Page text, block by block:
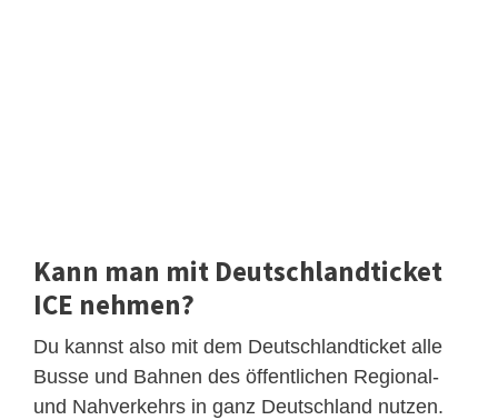
Kann man mit Deutschlandticket
ICE nehmen?
Du kannst also mit dem Deutschlandticket alle
Busse und Bahnen des öffentlichen Regional-
und Nahverkehrs in ganz Deutschland nutzen.